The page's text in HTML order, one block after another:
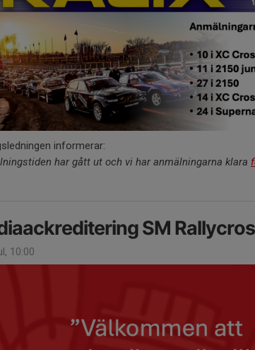
informerar:
har gått ut och vi har anmälningarna klara
SM
10:00